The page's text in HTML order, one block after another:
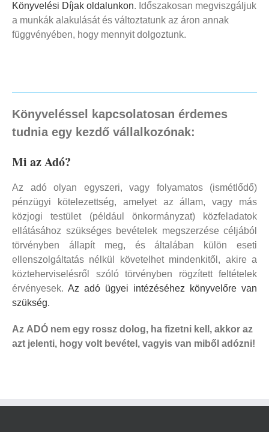
Könyvelési Díjak oldalunkon. Időszakosan megviszgáljuk
a munkák alakulását és változtatunk az áron annak
függvényében, hogy mennyit dolgoztunk.
Könyveléssel kapcsolatosan érdemes
tudnia egy kezdő vállalkozónak:
Mi az Adó?
Az adó olyan egyszeri, vagy folyamatos (ismétlődő)
pénzügyi kötelezettség, amelyet az állam, vagy más
közjogi testület (például önkormányzat) közfeladatok
ellátásához szükséges bevételek megszerzése céljából
törvényben állapít meg, és általában külön eseti
ellenszolgáltatás nélkül követelhet mindenkitől, akire a
közteherviselésről szóló törvényben rögzített feltételek
érvényesek. Az adó ügyei intézéséhez könyvelőre van
szükség.
Az ADÓ nem egy rossz dolog, ha fizetni kell, akkor az
azt jelenti, hogy volt bevétel, vagyis van miből adózni!